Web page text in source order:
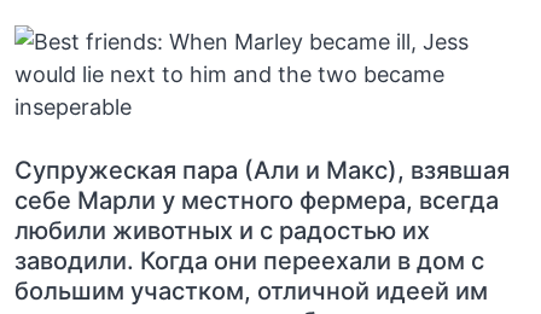
Супружеская пара (Али и Макс), взявшая
себе Марли у местного фермера, всегда
любили животных и с радостью их
заводили. Когда они переехали в дом с
большим участком, отличной идеей им